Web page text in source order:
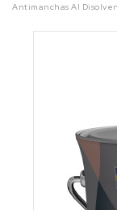
Antimanchas Al